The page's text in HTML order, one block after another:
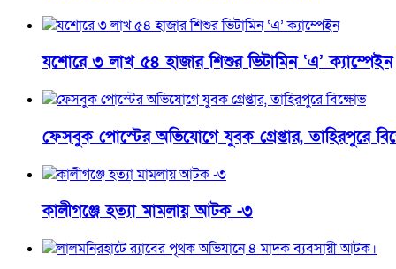
যশোরে ৩ লাখ ৫৪ হাজার শিশুর ভিটামিন ‘এ’ ক্যাম্পেইন
ফেসবুক পোস্টের অভিযোগে যুবক গ্রেপ্তার, তাহিরপুরে
কালীগঞ্জে হত্যা মামলায় আটক -৩